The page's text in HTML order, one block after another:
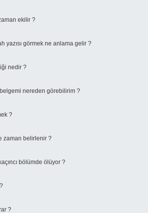
ekilir ?
yazısı görmek ne anlama gelir ?
nedir ?
nereden görebilirim ?
?
zaman belirlenir ?
bölümde ölüyor ?
?